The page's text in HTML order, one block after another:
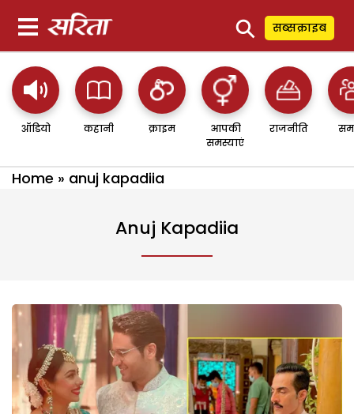
⚲ सब्सक्राइब
ऑडियो कहानी क्राइम
आपकी
समस्याएं
राजनीति
Home » anuj kapadiia
Anuj Kapadiia